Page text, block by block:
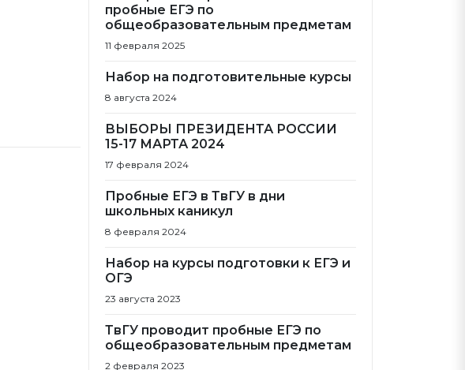
пробные ЕГЭ по
общеобразовательным предметам
11 февраля 2025
Набор на подготовительные курсы
8 августа 2024
ВЫБОРЫ ПРЕЗИДЕНТА РОССИИ
15-17 МАРТА 2024
17 февраля 2024
Пробные ЕГЭ в ТвГУ в дни
школьных каникул
8 февраля 2024
Набор на курсы подготовки к ЕГЭ и
ОГЭ
23 августа 2023
ТвГУ проводит пробные ЕГЭ по
общеобразовательным предметам
2 февраля 2023